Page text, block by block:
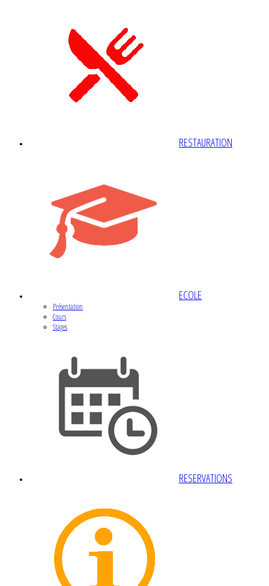
RESTAURATION
ECOLE
Présentation
Cours
Stages
RESERVATIONS